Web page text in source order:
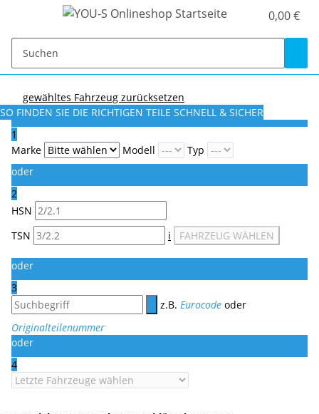
0,00 €
gewähltes Fahrzeug zurücksetzen
SO FINDEN SIE DIE RICHTIGEN TEILE SCHNELL & SICHER
1
Marke
Modell
Typ
oder
2
HSN
TSN
i FAHRZEUG WÄHLEN
oder
3
z.B. Eurocode oder
Originalteilenummer
oder
4